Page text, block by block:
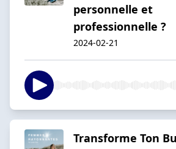
personnelle et
professionnelle ?
2024-02-21
Transforme Ton